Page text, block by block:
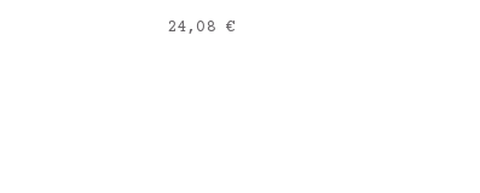
Prix
24,08 €